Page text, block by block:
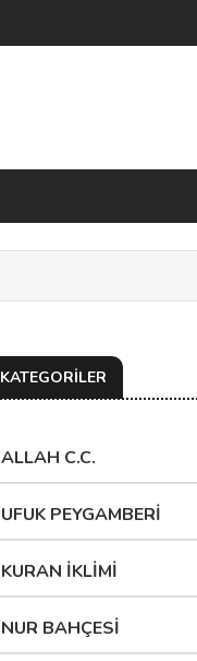
KATEGORİLER
ALLAH C.C.
UFUK PEYGAMBERİ
KURAN İKLİMİ
NUR BAHÇESİ